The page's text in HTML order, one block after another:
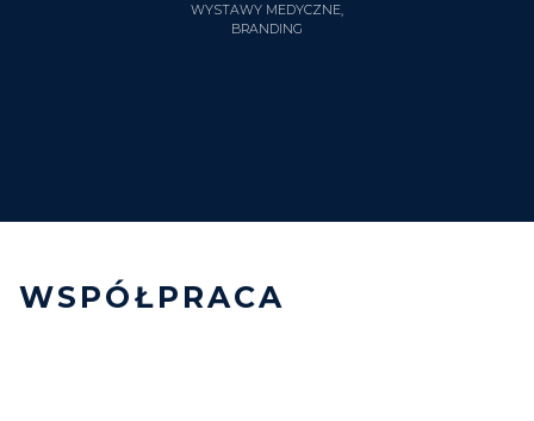
WYSTAWY MEDYCZNE,
BRANDING
WSPÓŁPRACA